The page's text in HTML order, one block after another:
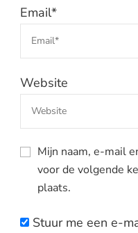
Email*
Website
Mijn naam, e-mail
voor de volgende
plaats.
Stuur me een e-